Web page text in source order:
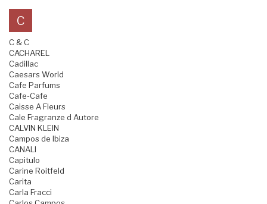
C
C & C
CACHAREL
Cadillac
Caesars World
Cafe Parfums
Cafe-Cafe
Caisse A Fleurs
Cale Fragranze d Autore
CALVIN KLEIN
Campos de Ibiza
CANALI
Capitulo
Carine Roitfeld
Carita
Carla Fracci